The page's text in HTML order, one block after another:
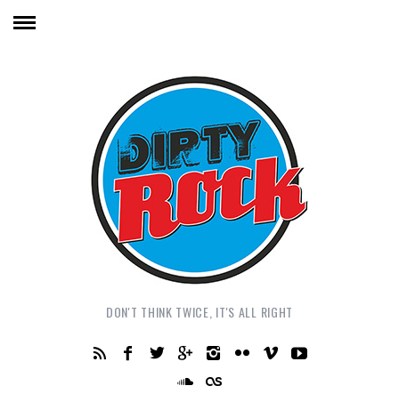
DON'T THINK TWICE, IT'S ALL RIGHT